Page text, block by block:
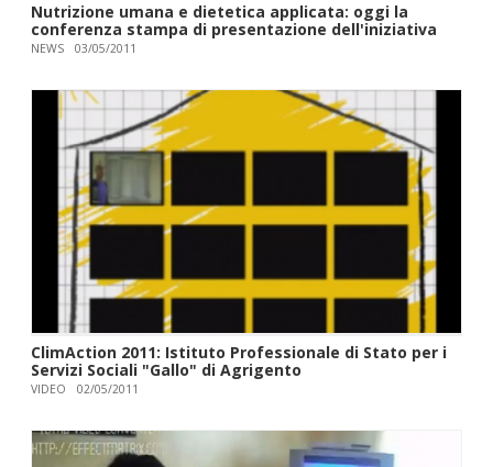
Nutrizione umana e dietetica applicata: oggi la
conferenza stampa di presentazione dell'iniziativa
NEWS 03/05/2011
ClimAction 2011: Istituto Professionale di Stato per i
Servizi Sociali "Gallo" di Agrigento
VIDEO 02/05/2011